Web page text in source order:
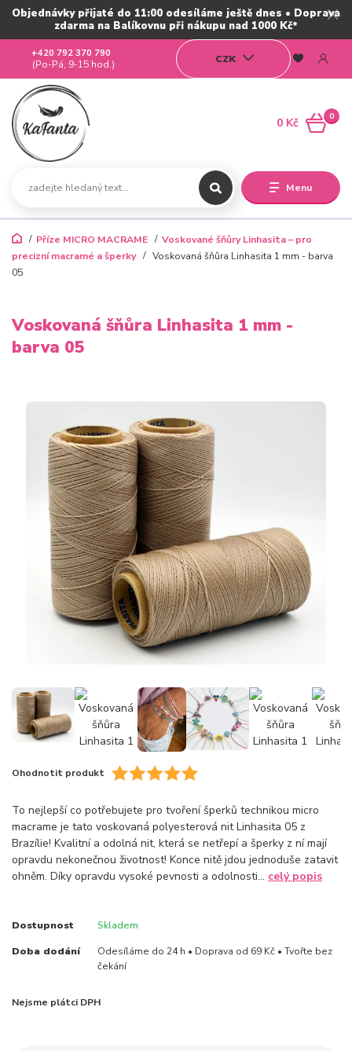
Objednávky přijaté do 11:00 odesíláme ještě dnes • Doprava
zdarma na Balíkovnu při nákupu nad 1000 Kč*
Menu
CZK
+420 792 370 790
(Po-Pá, 9-15 hod.)
0
0 Kč
Příze MICRO MACRAME
Voskované šňůry Linhasita – pro
precizní macramé a šperky
Voskovaná šňůra Linhasita 1 mm - barva
05
Voskovaná šňůra Linhasita 1 mm -
barva 05
Ohodnotit produkt
To nejlepší co potřebujete pro tvoření šperků technikou micro
macrame je tato voskovaná polyesterová nit Linhasita 05 z
Brazílie! Kvalitní a odolná nit, která se netřepí a šperky z ní mají
opravdu nekonečnou životnost! Konce nitě jdou jednoduše zatavit
ohněm. Díky opravdu vysoké pevnosti a odolnosti... celý popis
Dostupnost Skladem
Doba dodání
Odesíláme do 24 h • Doprava od 69 Kč • Tvořte bez
čekání
Nejsme plátci DPH